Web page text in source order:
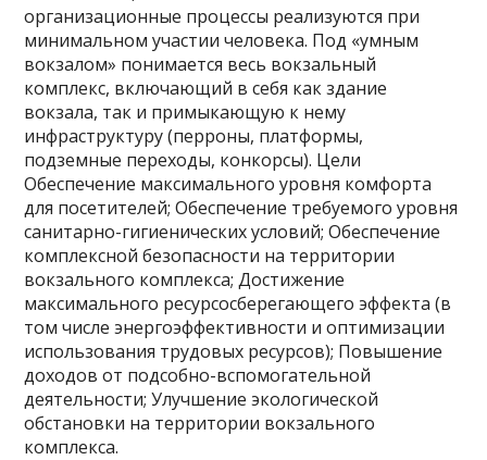
организационные процессы реализуются при
минимальном участии человека. Под «умным
вокзалом» понимается весь вокзальный
комплекс, включающий в себя как здание
вокзала, так и примыкающую к нему
инфраструктуру (перроны, платформы,
подземные переходы, конкорсы). Цели
Обеспечение максимального уровня комфорта
для посетителей; Обеспечение требуемого уровня
санитарно-гигиенических условий; Обеспечение
комплексной безопасности на территории
вокзального комплекса; Достижение
максимального ресурсосберегающего эффекта (в
том числе энергоэффективности и оптимизации
использования трудовых ресурсов); Повышение
доходов от подсобно-вспомогательной
деятельности; Улучшение экологической
обстановки на территории вокзального
комплекса.